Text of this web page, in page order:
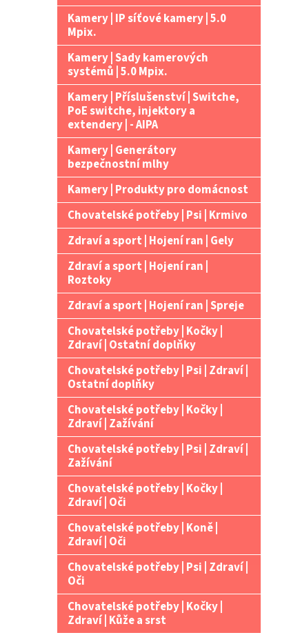
Kamery | IP síťové kamery | 5.0
Mpix.
Kamery | Sady kamerových
systémů | 5.0 Mpix.
Kamery | Příslušenství | Switche,
PoE switche, injektory a
extendery | - AIPA
Kamery | Generátory
bezpečnostní mlhy
Kamery | Produkty pro domácnost
Chovatelské potřeby | Psi | Krmivo
Zdraví a sport | Hojení ran | Gely
Zdraví a sport | Hojení ran |
Roztoky
Zdraví a sport | Hojení ran | Spreje
Chovatelské potřeby | Kočky |
Zdraví | Ostatní doplňky
Chovatelské potřeby | Psi | Zdraví |
Ostatní doplňky
Chovatelské potřeby | Kočky |
Zdraví | Zažívání
Chovatelské potřeby | Psi | Zdraví |
Zažívání
Chovatelské potřeby | Kočky |
Zdraví | Oči
Chovatelské potřeby | Koně |
Zdraví | Oči
Chovatelské potřeby | Psi | Zdraví |
Oči
Chovatelské potřeby | Kočky |
Zdraví | Kůže a srst